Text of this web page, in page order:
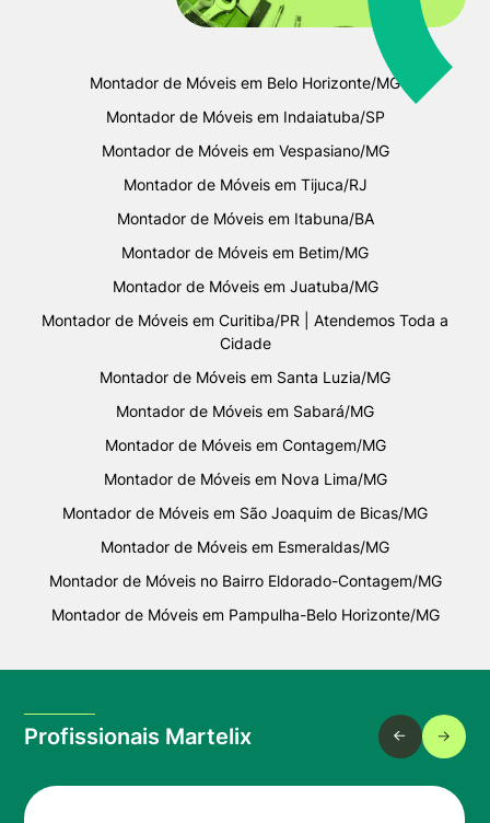
Montador de Móveis em Belo Horizonte/MG
Montador de Móveis em Indaiatuba/SP
Montador de Móveis em Vespasiano/MG
Montador de Móveis em Tijuca/RJ
Montador de Móveis em Itabuna/BA
Montador de Móveis em Betim/MG
Montador de Móveis em Juatuba/MG
Montador de Móveis em Curitiba/PR | Atendemos Toda a
Cidade
Montador de Móveis em Santa Luzia/MG
Montador de Móveis em Sabará/MG
Montador de Móveis em Contagem/MG
Montador de Móveis em Nova Lima/MG
Montador de Móveis em São Joaquim de Bicas/MG
Montador de Móveis em Esmeraldas/MG
Montador de Móveis no Bairro Eldorado-Contagem/MG
Montador de Móveis em Pampulha-Belo Horizonte/MG
Profissionais Martelix